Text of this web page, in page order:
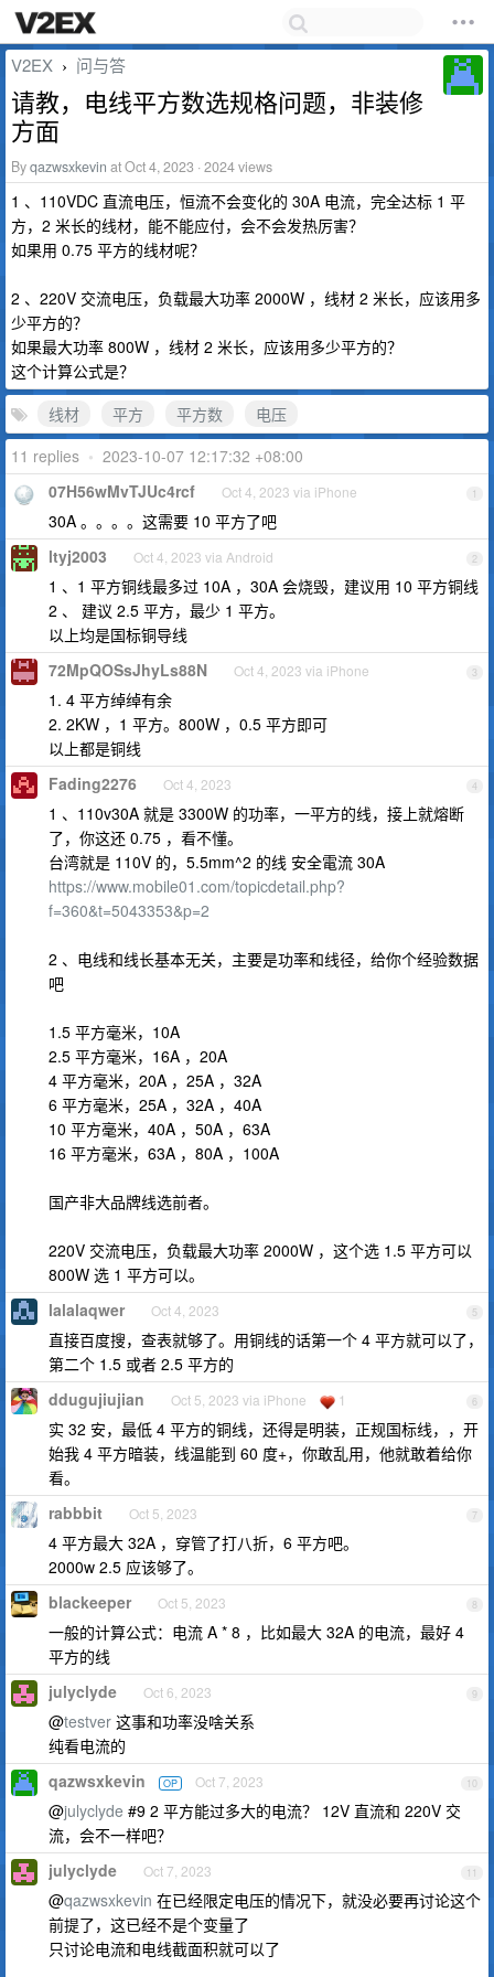
V2EX › 问与答
请教，电线平方数选规格问题，非装修
方面
Byqazwsxkevin at Oct 4, 2023 · 2024 views
1 、110VDC 直流电压，恒流不会变化的 30A 电流，完全达标 1 平
方，2 米长的线材，能不能应付，会不会发热厉害？
如果用 0.75 平方的线材呢？
2 、220V 交流电压，负载最大功率 2000W ，线材 2 米长，应该用多
少平方的？
如果最大功率 800W ，线材 2 米长，应该用多少平方的？
这个计算公式是？
线材
平方 平方数
电压
11 replies • 2023-10-07 12:17:32 +08:00
1
07H56wMvTJUc4rcf Oct 4, 2023 via iPhone
30A 。。。。这需要 10 平方了吧
2
ltyj2003 Oct 4, 2023 via Android
1 、1 平方铜线最多过 10A ，30A 会烧毁，建议用 10 平方铜线
2 、 建议 2.5 平方，最少 1 平方。
以上均是国标铜导线
3
72MpQOSsJhyLs88N Oct 4, 2023 via iPhone
1. 4 平方绰绰有余
2. 2KW ，1 平方。800W ，0.5 平方即可
以上都是铜线
4
Fading2276 Oct 4, 2023
1 、110v30A 就是 3300W 的功率，一平方的线，接上就熔断
了，你这还 0.75 ，看不懂。
台湾就是 110V 的，5.5mm^2 的线 安全電流 30A
https://www.mobile01.com/topicdetail.php?
f=360&t=5043353&p=2
2 、电线和线长基本无关，主要是功率和线径，给你个经验数据
吧
1.5 平方毫米，10A
2.5 平方毫米，16A ，20A
4 平方毫米，20A ，25A ，32A
6 平方毫米，25A ，32A ，40A
10 平方毫米，40A ，50A ，63A
16 平方毫米，63A ，80A ，100A
国产非大品牌线选前者。
220V 交流电压，负载最大功率 2000W ，这个选 1.5 平方可以
800W 选 1 平方可以。
5
lalalaqwer Oct 4, 2023
直接百度搜，查表就够了。用铜线的话第一个 4 平方就可以了，
第二个 1.5 或者 2.5 平方的
6
ddugujiujian Oct 5, 2023 via iPhone 1
实 32 安，最低 4 平方的铜线，还得是明装，正规国标线，，开
始我 4 平方暗装，线温能到 60 度+，你敢乱用，他就敢着给你
看。
7
rabbbit Oct 5, 2023
4 平方最大 32A ，穿管了打八折，6 平方吧。
2000w 2.5 应该够了。
8
blackeeper Oct 5, 2023
一般的计算公式：电流 A * 8 ，比如最大 32A 的电流，最好 4
平方的线
9
julyclyde Oct 6, 2023
@testver 这事和功率没啥关系
纯看电流的
10
qazwsxkevin OP Oct 7, 2023
@julyclyde #9 2 平方能过多大的电流？ 12V 直流和 220V 交
流，会不一样吧？
11
julyclyde Oct 7, 2023
@qazwsxkevin 在已经限定电压的情况下，就没必要再讨论这个
前提了，这已经不是个变量了
只讨论电流和电线截面积就可以了